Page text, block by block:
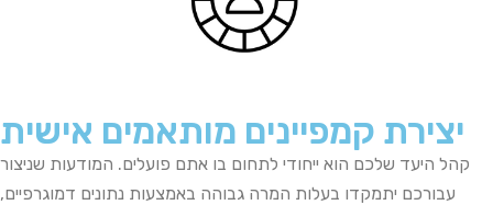
יצירת קמפיינים מותאמים אישית
קהל היעד שלכם הוא ייחודי לתחום בו אתם פועלים. המודעות שניצור
עבורכם יתמקדו בעלות המרה גבוהה באמצעות נתונים דמוגרפיים,